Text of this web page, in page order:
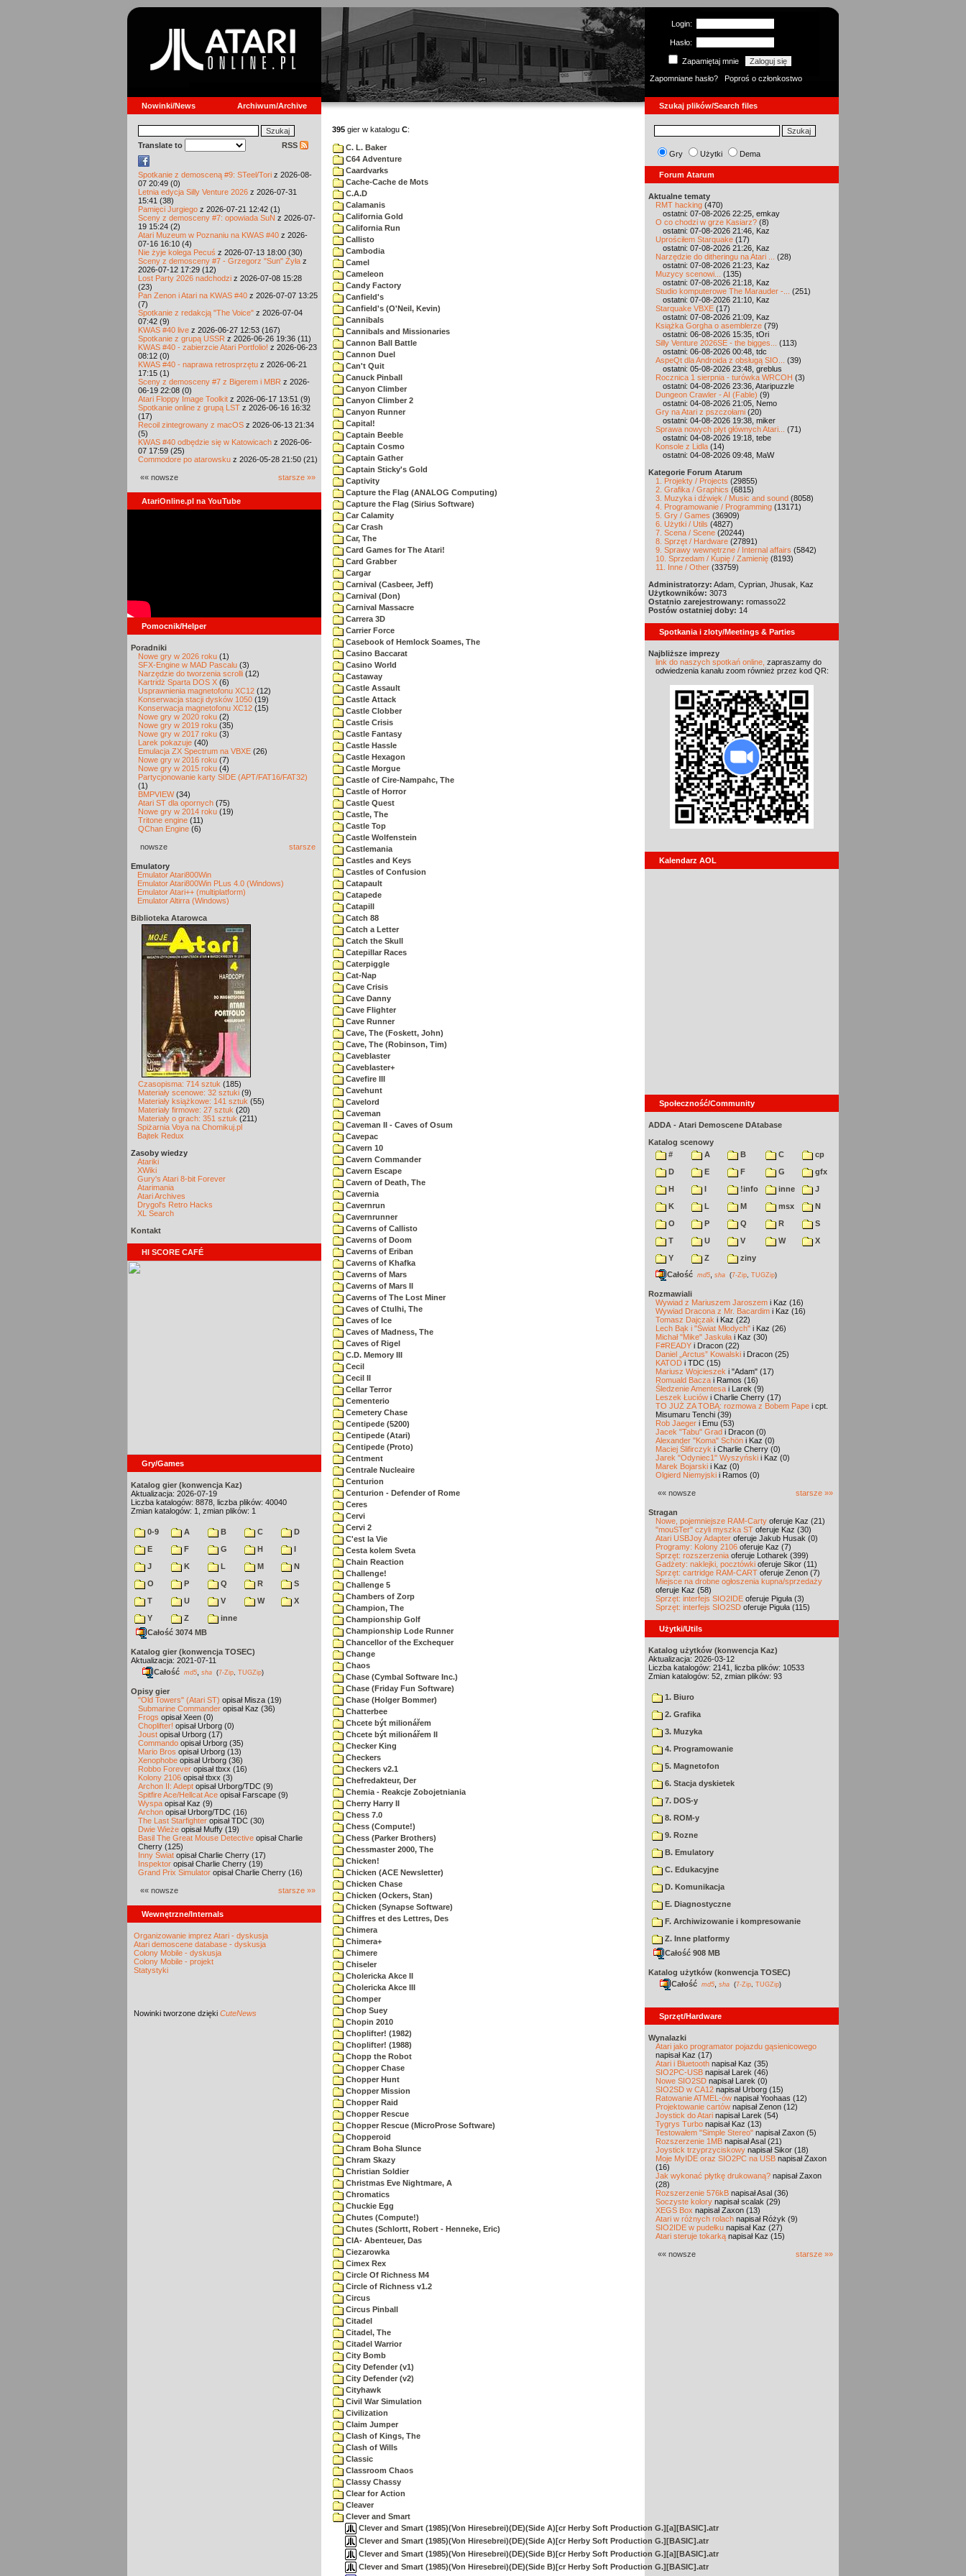
Login:
Hasło:
Zapamiętaj mnie
Zapomniane hasło?
Poproś o członkostwo
Nowinki/News Archiwum/Archive Szukaj plików/Search files
Translate to RSS
Spotkanie z demosceną #9: STeel/Tori z 2026-08-
07 20:49 (0)
Letnia edycja Silly Venture 2026 z 2026-07-31
15:41 (38)
Pamięci Jurgiego z 2026-07-21 12:42 (1)
Sceny z demosceny #7: opowiada SuN z 2026-07-
19 15:24 (2)
Atari Muzeum w Poznaniu na KWAS #40 z 2026-
07-16 16:10 (4)
Nie żyje kolega Pecuś z 2026-07-13 18:00 (30)
Sceny z demosceny #7 - Grzegorz "Sun" Żyła z
2026-07-12 17:29 (12)
Lost Party 2026 nadchodzi z 2026-07-08 15:28
(23)
Pan Zenon i Atari na KWAS #40 z 2026-07-07 13:25
(7)
Spotkanie z redakcją "The Voice" z 2026-07-04
07:42 (9)
KWAS #40 live z 2026-06-27 12:53 (167)
Spotkanie z grupą USSR z 2026-06-26 19:36 (11)
KWAS #40 - zabierzcie Atari Portfolio! z 2026-06-23
08:12 (0)
KWAS #40 - naprawa retrosprzętu z 2026-06-21
17:15 (1)
Sceny z demosceny #7 z Bigerem i MBR z 2026-
06-19 22:08 (0)
Atari Floppy Image Toolkit z 2026-06-17 13:51 (9)
Spotkanie online z grupą LST z 2026-06-16 16:32
(17)
Recoil zintegrowany z macOS z 2026-06-13 21:34
(5)
KWAS #40 odbędzie się w Katowicach z 2026-06-
07 17:59 (25)
Commodore po atarowsku z 2026-05-28 21:50 (21)
«« nowsze starsze »»
AtariOnline.pl na YouTube
Pomocnik/Helper
Poradniki
Nowe gry w 2026 roku (1)
SFX-Engine w MAD Pascalu (3)
Narzędzie do tworzenia scrolli (12)
Kartridż Sparta DOS X (6)
Usprawnienia magnetofonu XC12 (12)
Konserwacja stacji dysków 1050 (19)
Konserwacja magnetofonu XC12 (15)
Nowe gry w 2020 roku (2)
Nowe gry w 2019 roku (35)
Nowe gry w 2017 roku (3)
Larek pokazuje (40)
Emulacja ZX Spectrum na VBXE (26)
Nowe gry w 2016 roku (7)
Nowe gry w 2015 roku (4)
Partycjonowanie karty SIDE (APT/FAT16/FAT32)
(1)
BMPVIEW(34)
Atari ST dla opornych (75)
Nowe gry w 2014 roku (19)
Tritone engine (11)
QChan Engine (6)
nowsze starsze
Emulatory
Emulator Atari800Win
Emulator Atari800Win PLus 4.0 (Windows)
Emulator Atari++ (multiplatform)
Emulator Altirra (Windows)
Biblioteka Atarowca
Czasopisma: 714 sztuk (185)
Materiały scenowe: 32 sztuki (9)
Materiały książkowe: 141 sztuk (55)
Materiały firmowe: 27 sztuk (20)
Materiały o grach: 351 sztuk (211)
Spiżarnia Voya na Chomikuj.pl
Bajtek Redux
Zasoby wiedzy
Atariki
XWiki
Gury's Atari 8-bit Forever
Atarimania
Atari Archives
Drygol's Retro Hacks
XL Search
Kontakt
HI SCORE CAFÉ
Gry/Games
Katalog gier (konwencja Kaz)
Aktualizacja: 2026-07-19
Liczba katalogów: 8878, liczba plików: 40040
Zmian katalogów: 1, zmian plików: 1
0-9 A B C
D
E
F G H
I
J
K L M
N
O
P Q R
S
T
U V W
X
Y
Z
inne
Całość 3074 MB
Katalog gier (konwencja TOSEC)
Aktualizacja: 2021-07-11
Całość md5 sha (7-Zip TUGZip)
Opisy gier
"Old Towers" (Atari ST) opisał Misza (19)
Submarine Commander opisał Kaz (36)
Frogs opisał Xeen (0)
Choplifter! opisał Urborg (0)
Joust opisał Urborg (17)
Commando opisał Urborg (35)
Mario Bros opisał Urborg (13)
Xenophobe opisał Urborg (36)
Robbo Forever opisał tbxx (16)
Kolony 2106 opisał tbxx (3)
Archon II: Adept opisał Urborg/TDC (9)
Spitfire Ace/Hellcat Ace opisał Farscape (9)
Wyspa opisał Kaz (9)
Archon opisał Urborg/TDC (16)
The Last Starfighter opisał TDC (30)
Dwie Wieże opisał Muffy (19)
Basil The Great Mouse Detective opisał Charlie
Cherry (125)
Inny Świat opisał Charlie Cherry (17)
Inspektor opisał Charlie Cherry (19)
Grand Prix Simulator opisał Charlie Cherry (16)
«« nowsze starsze »»
Wewnętrzne/Internals
Organizowanie imprez Atari - dyskusja
Atari demoscene database - dyskusja
Colony Mobile - dyskusja
Colony Mobile - projekt
Statystyki
Nowinki tworzone dzięki CuteNews
395 gier w katalogu C:
C. L. Baker
C64 Adventure
Caardvarks
Cache-Cache de Mots
C.A.D
Calamanis
California Gold
California Run
Callisto
Cambodia
Camel
Cameleon
Candy Factory
Canfield's
Canfield's (O'Neil, Kevin)
Cannibals
Cannibals and Missionaries
Cannon Ball Battle
Cannon Duel
Can't Quit
Canuck Pinball
Canyon Climber
Canyon Climber 2
Canyon Runner
Capital!
Captain Beeble
Captain Cosmo
Captain Gather
Captain Sticky's Gold
Captivity
Capture the Flag (ANALOG Computing)
Capture the Flag (Sirius Software)
Car Calamity
Car Crash
Car, The
Card Games for The Atari!
Card Grabber
Cargar
Carnival (Casbeer, Jeff)
Carnival (Don)
Carnival Massacre
Carrera 3D
Carrier Force
Casebook of Hemlock Soames, The
Casino Baccarat
Casino World
Castaway
Castle Assault
Castle Attack
Castle Clobber
Castle Crisis
Castle Fantasy
Castle Hassle
Castle Hexagon
Castle Morgue
Castle of Cire-Nampahc, The
Castle of Horror
Castle Quest
Castle, The
Castle Top
Castle Wolfenstein
Castlemania
Castles and Keys
Castles of Confusion
Catapault
Catapede
Catapill
Catch 88
Catch a Letter
Catch the Skull
Catepillar Races
Caterpiggle
Cat-Nap
Cave Crisis
Cave Danny
Cave Flighter
Cave Runner
Cave, The (Foskett, John)
Cave, The (Robinson, Tim)
Caveblaster
Caveblaster+
Cavefire III
Cavehunt
Cavelord
Caveman
Caveman II - Caves of Osum
Cavepac
Cavern 10
Cavern Commander
Cavern Escape
Cavern of Death, The
Cavernia
Cavernrun
Cavernrunner
Caverns of Callisto
Caverns of Doom
Caverns of Eriban
Caverns of Khafka
Caverns of Mars
Caverns of Mars II
Caverns of The Lost Miner
Caves of Ctulhi, The
Caves of Ice
Caves of Madness, The
Caves of Rigel
C.D. Memory III
Cecil
Cecil II
Cellar Terror
Cementerio
Cemetery Chase
Centipede (5200)
Centipede (Atari)
Centipede (Proto)
Centment
Centrale Nucleaire
Centurion
Centurion - Defender of Rome
Ceres
Cervi
Cervi 2
C'est la Vie
Cesta kolem Sveta
Chain Reaction
Challenge!
Challenge 5
Chambers of Zorp
Champion, The
Championship Golf
Championship Lode Runner
Chancellor of the Exchequer
Change
Chaos
Chase (Cymbal Software Inc.)
Chase (Friday Fun Software)
Chase (Holger Bommer)
Chatterbee
Chcete být milionářem
Chcete být milionářem II
Checker King
Checkers
Checkers v2.1
Chefredakteur, Der
Chemia - Reakcje Zobojetniania
Cherry Harry II
Chess 7.0
Chess (Compute!)
Chess (Parker Brothers)
Chessmaster 2000, The
Chicken!
Chicken (ACE Newsletter)
Chicken Chase
Chicken (Ockers, Stan)
Chicken (Synapse Software)
Chiffres et des Lettres, Des
Chimera
Chimera+
Chimere
Chiseler
Cholericka Akce II
Cholericka Akce III
Chomper
Chop Suey
Chopin 2010
Choplifter! (1982)
Choplifter! (1988)
Chopp the Robot
Chopper Chase
Chopper Hunt
Chopper Mission
Chopper Raid
Chopper Rescue
Chopper Rescue (MicroProse Software)
Chopperoid
Chram Boha Slunce
Chram Skazy
Christian Soldier
Christmas Eve Nightmare, A
Chromatics
Chuckie Egg
Chutes (Compute!)
Chutes (Schlortt, Robert - Henneke, Eric)
CIA- Abenteuer, Das
Ciezarowka
Cimex Rex
Circle Of Richness M4
Circle of Richness v1.2
Circus
Circus Pinball
Citadel
Citadel, The
Citadel Warrior
City Bomb
City Defender (v1)
City Defender (v2)
Cityhawk
Civil War Simulation
Civilization
Claim Jumper
Clash of Kings, The
Clash of Wills
Classic
Classroom Chaos
Classy Chassy
Clear for Action
Cleaver
Clever and Smart
Clever and Smart (1985)(Von Hiresebrei)(DE)(Side A)[cr Herby Soft Production G.][a][BASIC].atr
Clever and Smart (1985)(Von Hiresebrei)(DE)(Side A)[cr Herby Soft Production G.][BASIC].atr
Clever and Smart (1985)(Von Hiresebrei)(DE)(Side B)[cr Herby Soft Production G.][a][BASIC].atr
Clever and Smart (1985)(Von Hiresebrei)(DE)(Side B)[cr Herby Soft Production G.][BASIC].atr
Gry Użytki Dema
Forum Atarum
Aktualne tematy
RMT hacking (470)
ostatni: 07-08-2026 22:25, emkay
O co chodzi w grze Kasiarz? (8)
ostatni: 07-08-2026 21:46, Kaz
Uprościłem Starquake (17)
ostatni: 07-08-2026 21:26, Kaz
Narzędzie do ditheringu na Atari ...
(28)
ostatni: 07-08-2026 21:23, Kaz
Muzycy scenowi...
(135)
ostatni: 07-08-2026 21:18, Kaz
Studio komputerowe The Marauder -...
(251)
ostatni: 07-08-2026 21:10, Kaz
Starquake VBXE (17)
ostatni: 07-08-2026 21:09, Kaz
Książka Gorgha o asemblerze (79)
ostatni: 06-08-2026 15:35, tOri
Silly Venture 2026SE - the bigges...
(113)
ostatni: 06-08-2026 00:48, tdc
AspeQt dla Androida z obsługą SIO...
(39)
ostatni: 05-08-2026 23:48, greblus
Rocznica 1 sierpnia - turówka WRCOH (3)
ostatni: 04-08-2026 23:36, Ataripuzzle
Dungeon Crawler - AI (Fable) (9)
ostatni: 04-08-2026 21:05, Nemo
Gry na Atari z pszczołami (20)
ostatni: 04-08-2026 19:38, miker
Sprawa nowych płyt głównych Atari...
(71)
ostatni: 04-08-2026 19:18, tebe
Konsole z Lidla (14)
ostatni: 04-08-2026 09:48, MaW
Kategorie Forum Atarum
1. Projekty / Projects (29855)
2. Grafika / Graphics (6815)
3. Muzyka i dźwięk / Music and sound (8058)
4. Programowanie / Programming (13171)
5. Gry / Games (36909)
6. Użytki / Utils (4827)
7. Scena / Scene (20244)
8. Sprzęt / Hardware (27891)
9. Sprawy wewnętrzne / Internal affairs (5842)
10. Sprzedam / Kupię / Zamienię (8193)
11. Inne / Other (33759)
Administratorzy: Adam, Cyprian, Jhusak, Kaz
Użytkowników: 3073
Ostatnio zarejestrowany: romasso22
Postów ostatniej doby: 14
Spotkania i zloty/Meetings & Parties
Najbliższe imprezy
link do naszych spotkań online, zapraszamy do
odwiedzenia kanału zoom również przez kod QR:
Kalendarz AOL
Społeczność/Community
ADDA - Atari Demoscene DAtabase
Katalog scenowy
#
A B C
cp
D
E F G
gfx
H
I !info inne
J
K
L M msx
N
O
P Q R
S
T
U V W
X
Y
Z
ziny
Całość md5 sha (7-Zip TUGZip)
Rozmawiali
Wywiad z Mariuszem Jaroszem i Kaz (16)
Wywiad Dracona z Mr. Bacardim i Kaz (16)
Tomasz Dajczak i Kaz (22)
Lech Bąk i "Świat Młodych" i Kaz (26)
Michał "Mike" Jaskuła i Kaz (30)
F#READY i Dracon (22)
Daniel „Arctus” Kowalski i Dracon (25)
KATOD i TDC (15)
Mariusz Wojcieszek i "Adam" (17)
Romuald Bacza i Ramos (16)
Śledzenie Amentesa i Larek (9)
Leszek Łuciów i Charlie Cherry (17)
TO JUŻ ZA TOBĄ: rozmowa z Bobem Pape i cpt.
Misumaru Tenchi (39)
Rob Jaeger i Emu (53)
Jacek "Tabu" Grad i Dracon (0)
Alexander "Koma" Schön i Kaz (0)
Maciej Ślifirczyk i Charlie Cherry (0)
Jarek "Odyniec1" Wyszyński i Kaz (0)
Marek Bojarski i Kaz (0)
Olgierd Niemyjski i Ramos (0)
«« nowsze starsze »»
Stragan
Nowe, pojemniejsze RAM-Carty oferuje Kaz (21)
"mouSTer" czyli myszka ST oferuje Kaz (30)
Atari USBJoy Adapter oferuje Jakub Husak (0)
Programy: Kolony 2106 oferuje Kaz (7)
Sprzęt: rozszerzenia oferuje Lotharek (399)
Gadżety: naklejki, pocztówki oferuje Sikor (11)
Sprzęt: cartridge RAM-CART oferuje Zenon (7)
Miejsce na drobne ogłoszenia kupna/sprzedaży
oferuje Kaz (58)
Sprzęt: interfejs SIO2IDE oferuje Piguła (3)
Sprzęt: interfejs SIO2SD oferuje Piguła (115)
Użytki/Utils
Katalog użytków (konwencja Kaz)
Aktualizacja: 2026-03-12
Liczba katalogów: 2141, liczba plików: 10533
Zmian katalogów: 52, zmian plików: 93
1. Biuro
2. Grafika
3. Muzyka
4. Programowanie
5. Magnetofon
6. Stacja dyskietek
7. DOS-y
8. ROM-y
9. Rozne
B. Emulatory
C. Edukacyjne
D. Komunikacja
E. Diagnostyczne
F. Archiwizowanie i kompresowanie
Z. Inne platformy
Całość 908 MB
Katalog użytków (konwencja TOSEC)
Całość md5 sha (7-Zip TUGZip)
Sprzęt/Hardware
Wynalazki
Atari jako programator pojazdu gąsienicowego
napisał Kaz (17)
Atari i Bluetooth napisał Kaz (35)
SIO2PC-USB napisał Larek (46)
Nowe SIO2SD napisał Larek (0)
SIO2SD w CA12 napisał Urborg (15)
Ratowanie ATMEL-ów napisał Yoohaas (12)
Projektowanie cartów napisał Zenon (12)
Joystick do Atari napisał Larek (54)
Tygrys Turbo napisał Kaz (13)
Testowałem "Simple Stereo" napisał Zaxon (5)
Rozszerzenie 1MB napisał Asal (21)
Joystick trzyprzyciskowy napisał Sikor (18)
Moje MyIDE oraz SIO2PC na USB napisał Zaxon
(16)
Jak wykonać płytkę drukowaną? napisał Zaxon
(28)
Rozszerzenie 576kB napisał Asal (36)
Soczyste kolory napisał scalak (29)
XEGS Box napisał Zaxon (13)
Atari w różnych rolach napisał Różyk (9)
SIO2IDE w pudełku napisał Kaz (27)
Atari steruje tokarką napisał Kaz (15)
«« nowsze starsze »»